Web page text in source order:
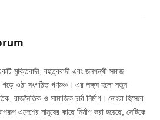
মুক্তিবাদী, বহুত্ববাদী এবং জনপন্থী সমাজ
গড়ে ওঠা সংগঠিত গণমঞ্চ। এর লক্ষ্য হলো নতুন
রাজনৈতিক ও সামাজিক চর্চা নির্মাণ। নোংরা হিসেবে
এদেশের মানুষের কাছে নির্মাণ করা হয়েছে, সেটিকে